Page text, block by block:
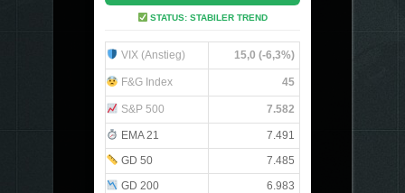
STATUS: STABILER TREND
VIX (Anstieg) 15,0 (-6,3%)
F&G Index 45
S&P 500 7.582
EMA 21
7.491
GD 50
7.485
GD 200
6.983